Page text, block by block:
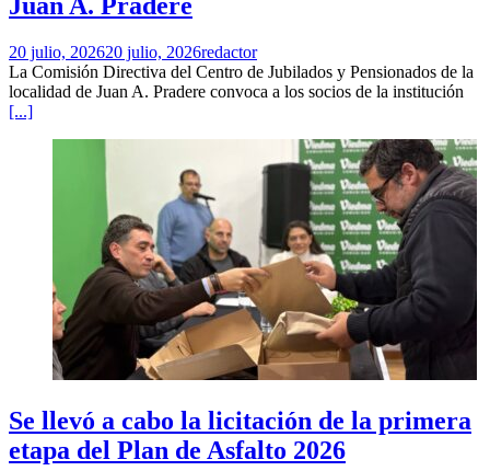
20 julio, 202620 julio, 2026redactor
La Comisión Directiva del Centro de Jubilados y Pensionados de la
localidad de Juan A. Pradere convoca a los socios de la institución
[...]
Se llevó a cabo la licitación de la primera
etapa del Plan de Asfalto 2026